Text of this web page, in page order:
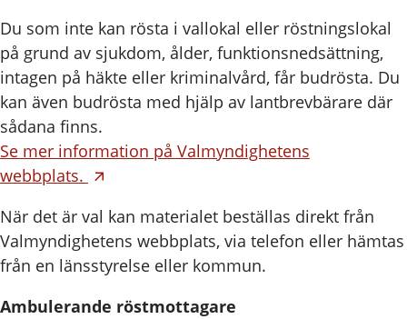
Du som inte kan rösta i vallokal eller röstningslokal
på grund av sjukdom, ålder, funktionsnedsättning,
intagen på häkte eller kriminalvård, får budrösta. Du
kan även budrösta med hjälp av lantbrevbärare där
sådana finns.
Se mer information på Valmyndighetens
webbplats.
När det är val kan materialet beställas direkt från
Valmyndighetens webbplats, via telefon eller hämtas
från en länsstyrelse eller kommun.
Ambulerande röstmottagare